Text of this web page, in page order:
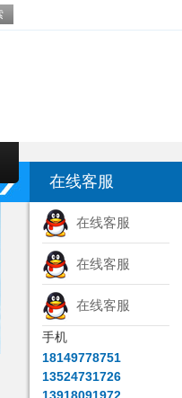
在线客服
在线客服
在线客服
在线客服
手机
18149778751
13524731726